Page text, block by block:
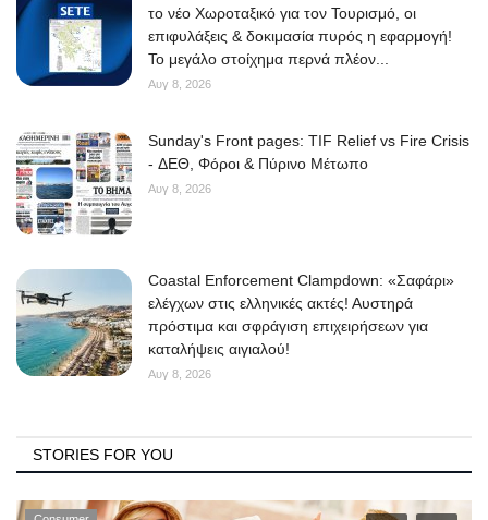
το νέο Χωροταξικό για τον Τουρισμό, οι
επιφυλάξεις & δοκιμασία πυρός η εφαρμογή!
Το μεγάλο στοίχημα περνά πλέον...
Αυγ 8, 2026
Sunday's Front pages: TIF Relief vs Fire Crisis
- ΔΕΘ, Φόροι & Πύρινο Μέτωπο
Αυγ 8, 2026
Coastal Enforcement Clampdown: «Σαφάρι»
ελέγχων στις ελληνικές ακτές! Αυστηρά
πρόστιμα και σφράγιση επιχειρήσεων για
καταλήψεις αιγιαλού!
Αυγ 8, 2026
STORIES FOR YOU